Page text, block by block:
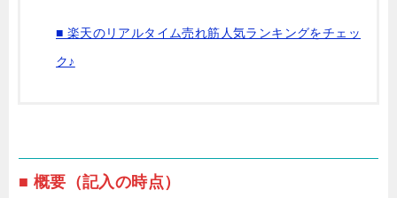
■ 楽天のリアルタイム売れ筋人気ランキングをチェッ
ク♪
■ 概要（記入の時点）